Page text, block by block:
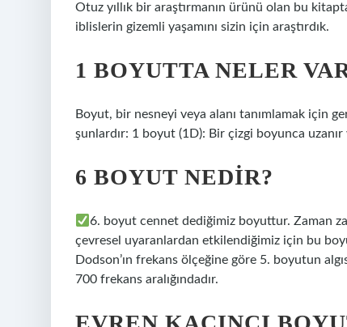
Otuz yıllık bir araştırmanın ürünü olan bu
iblislerin gizemli yaşamını sizin için araştırdık.
1 BOYUTTA NELER
Boyut, bir nesneyi veya alanı tanımlamak için
şunlardır: 1 boyut (1D): Bir çizgi boyunca
6 BOYUT NEDIR?
6. boyut cennet dediğimiz boyuttur. Zaman
çevresel uyaranlardan etkilendiğimiz için bu
Dodson’ın frekans ölçeğine göre 5. boyutun
700 frekans aralığındadır.